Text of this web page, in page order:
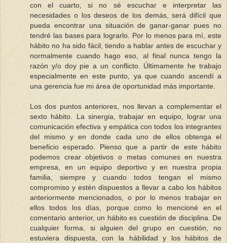
con el cuarto, si no sé escuchar e interpretar las
necesidades o los deseos de los demás, será difícil que
pueda encontrar una situación de ganar-ganar pues no
tendré las bases para lograrlo. Por lo menos para mí, este
hábito no ha sido fácil, tiendo a hablar antes de escuchar y
normalmente cuando hago eso, al final nunca tengo la
razón y/o doy pie a un conflicto. Últimamente he trabajo
especialmente en este punto, ya que cuando ascendí a
una gerencia fue mi área de oportunidad más importante.
Los dos puntos anteriores, nos llevan a complementar el
sexto hábito. La sinergia, trabajar en equipo, lograr una
comunicación efectiva y empática con todos los integrantes
del mismo y en donde cada uno de ellos obtenga el
beneficio esperado. Pienso que a partir de este hábito
podemos crear objetivos o metas comunes en nuestra
empresa, en un equipo deportivo y en nuestra propia
familia, siempre y cuando todos tengan el mismo
compromiso y estén dispuestos a llevar a cabo los hábitos
anteriormente mencionados, o por lo menos trabajar en
ellos todos los días, porque como lo mencioné en el
comentario anterior, un hábito es cuestión de disciplina. De
cualquier forma, si alguien del grupo en cuestión, no
estuviera dispuesta, con la hábilidad y los hábitos de